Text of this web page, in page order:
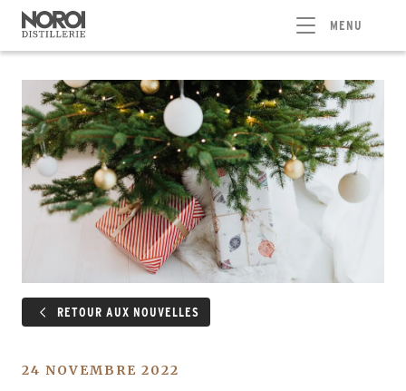
MENU
RETOUR AUX NOUVELLES
24 NOVEMBRE 2022